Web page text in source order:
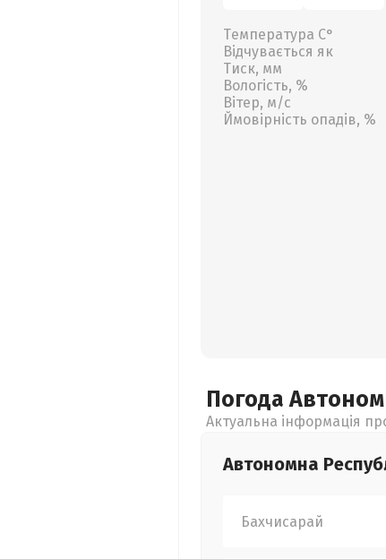
Температура С°
Відчувається як
Тиск, мм
Вологість, %
Вітер, м/с
Ймовірність опадів, %
Погода
Актуальна інформація
Автономна
Бахчисарай